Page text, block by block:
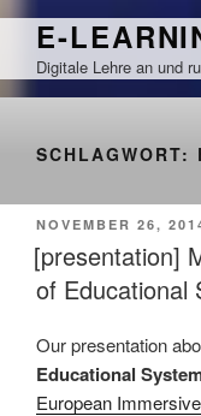
Zum
springen
E-
Digitale Lehre an und
SCHLAGWORT:
VERÖFFENTLICHT
AM
NOVEMBER 26,
[presentation]
of Educational
Our presentation
Educational
European